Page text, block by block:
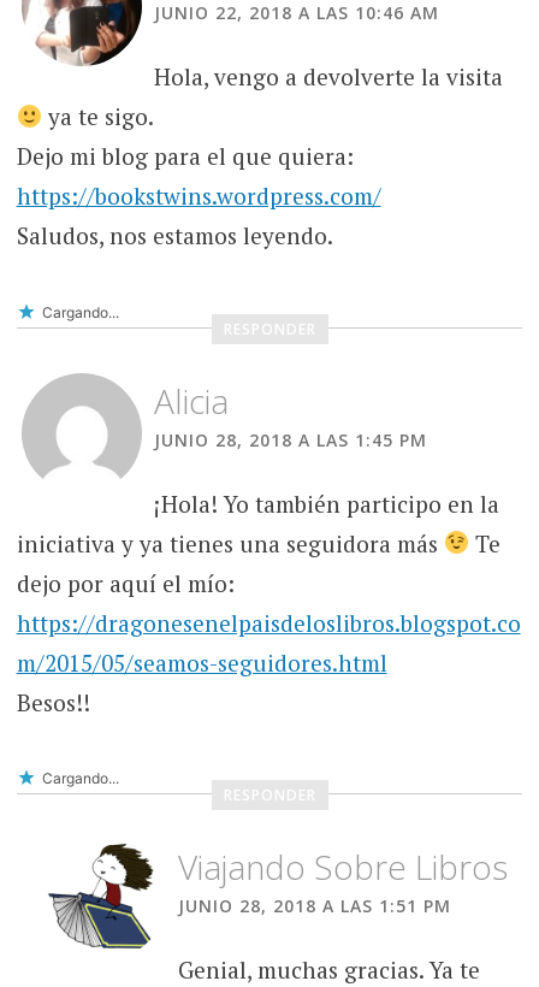
JUNIO 22, 2018 A LAS 10:46 AM
Hola, vengo a devolverte la visita
ya te sigo.
Dejo mi blog para el que quiera:
https://bookstwins.wordpress.com/
Saludos, nos estamos leyendo.
Cargando...
RESPONDER
Alicia
JUNIO 28, 2018 A LAS 1:45 PM
¡Hola! Yo también participo en la
iniciativa y ya tienes una seguidora más
Te
dejo por aquí el mío:
https://dragonesenelpaisdeloslibros.blogspot.co
m/2015/05/seamos-seguidores.html
Besos!!
Cargando...
RESPONDER
Viajando Sobre Libros
JUNIO 28, 2018 A LAS 1:51 PM
Genial, muchas gracias. Ya te